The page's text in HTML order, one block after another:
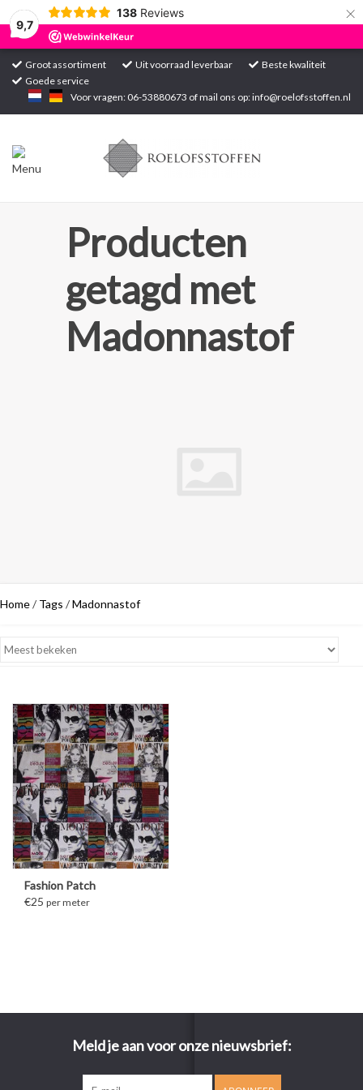
9,7
138 Reviews ×
Groot assortiment Uit voorraad leverbaar
Beste kwaliteit
Goede service
Voor vragen: 06-53880673 of mail ons op:info@roelofsstoffen.nl
Home
Producten
getagd met
Madonnastof
Home/ Tags /Madonnastof
Fashion Patch
€25 per meter
Meld je aan voor onze nieuwsbrief: